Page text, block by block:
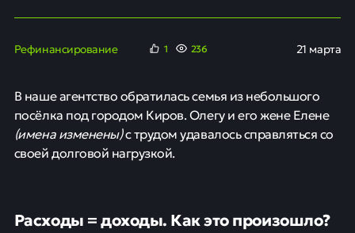
Рефинансирование 1 236 21 марта
В наше агентство обратилась семья из небольшого
посёлка под городом Киров. Олегу и его жене Елене
(имена изменены)с трудом удавалось справляться со
своей долговой нагрузкой.
Расходы = доходы. Как это произошло?